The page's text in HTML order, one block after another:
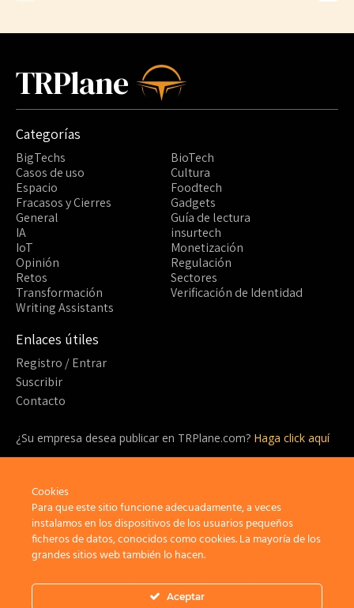
TRPlane
Categorías
BigTechs
BioTech
Casos de uso
Cultura
Espacio
Foodtech
Fracasos y Cierres
Gadgets
General
Guía de lectura
IA
insurtech
IoT
Monetización
Opinión
Regulación
Retos
Sectores
Transformación
Verificación de Identidad
Writing Assistants
Enlaces útiles
Registro / Entrar
Suscribir
Contacto
¿Su empresa desea publicar en TRPlane.com? Haga click aquí
¡Sea parte de la comunidad detrás de TRPlane y disfrute de un
sinfín de beneficios!
Suscribir
Privacidad Aviso Legal Política de cookies
Cookies
Para que este sitio funcione adecuadamente, a veces
instalamos en los dispositivos de los usuarios pequeños
ficheros de datos, conocidos como cookies. La mayoría de los
grandes sitios web también lo hacen.
Aceptar